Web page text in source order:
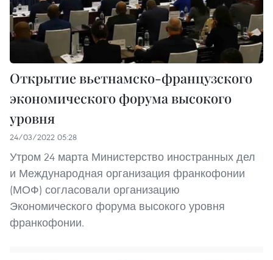
Открытие вьетнамско-французского
экономического форума высокого
уровня
24/03/2022 05:28
Утром 24 марта Министерство иностранных дел
и Международная организация франкофонии
(МОФ) согласовали организацию
Экономического форума высокого уровня
франкофонии.